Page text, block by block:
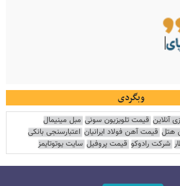
وبگردی
آنلاین قیمت تلویزیون سونی مبل مینیمال
هتل قیمت آهن فولاد ایرانیان اعتبارسنجی بانکی
شرکت رادوکو قیمت پروفیل سایت یوتوتایمز